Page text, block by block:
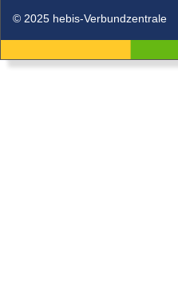
© 2025 hebis-Verbundzentrale